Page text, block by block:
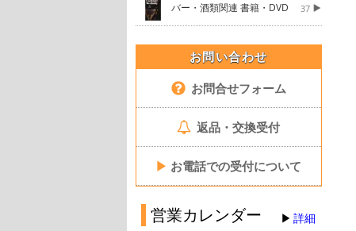
バー・酒類関連 書籍・DVD 37
お問い合わせ
お問合せフォーム
返品・交換受付
▶ お電話での受付について
営業カレンダー 詳細